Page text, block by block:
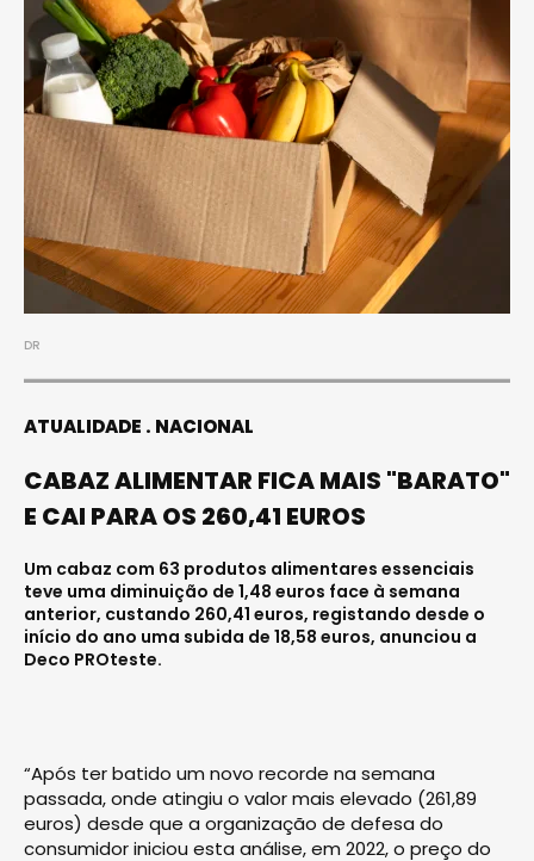
DR
ATUALIDADE NACIONAL
CABAZ ALIMENTAR FICA MAIS "BARATO"
E CAI PARA OS 260,41 EUROS
Um cabaz com 63 produtos alimentares essenciais
teve uma diminuição de 1,48 euros face à semana
anterior, custando 260,41 euros, registando desde o
início do ano uma subida de 18,58 euros, anunciou a
Deco PROteste.
“Após ter batido um novo recorde na semana
passada, onde atingiu o valor mais elevado (261,89
euros) desde que a organização de defesa do
consumidor iniciou esta análise, em 2022, o preço do